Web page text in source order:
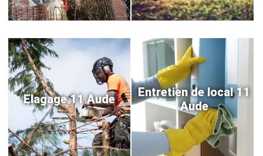
Elagage 11 Aude
Entretien de local 11
Aude